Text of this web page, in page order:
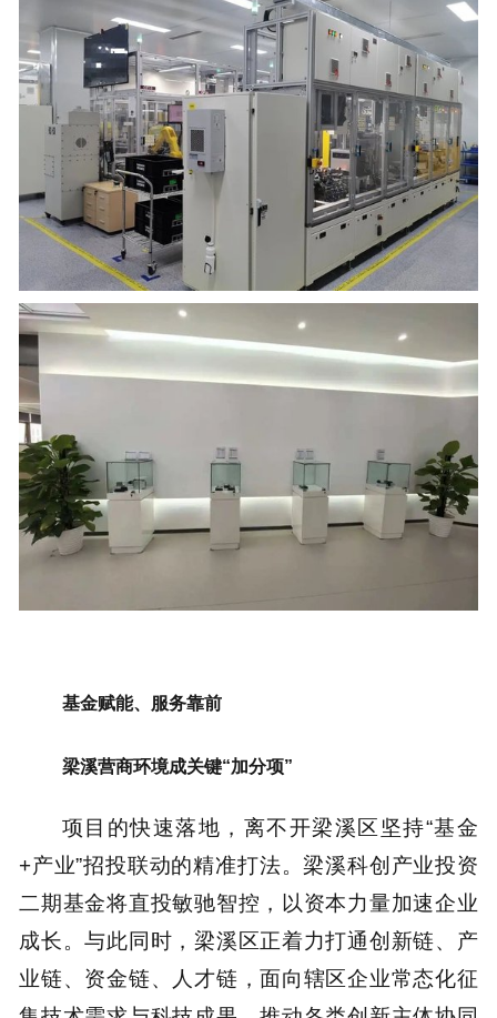
基金赋能、服务靠前
梁溪营商环境成关键“加分项”
项目的快速落地，离不开梁溪区坚持“基金
+产业”招投联动的精准打法。梁溪科创产业投资
二期基金将直投敏驰智控，以资本力量加速企业
成长。与此同时，梁溪区正着力打通创新链、产
业链、资金链、人才链，面向辖区企业常态化征